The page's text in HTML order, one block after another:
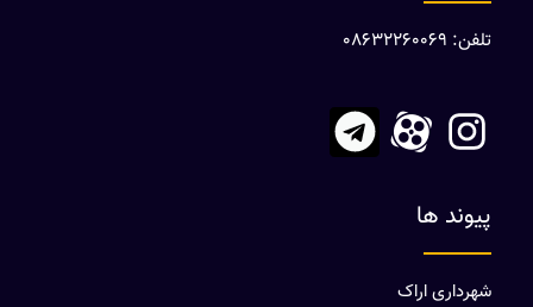
تلفن: 08632260069
پیوند ها
شهرداری اراک